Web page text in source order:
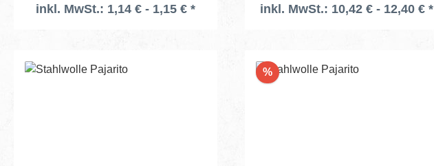
inkl. MwSt.: 1,14 € - 1,15 € * inkl. MwSt.: 10,42 € - 12,40 € *
%Rabatt